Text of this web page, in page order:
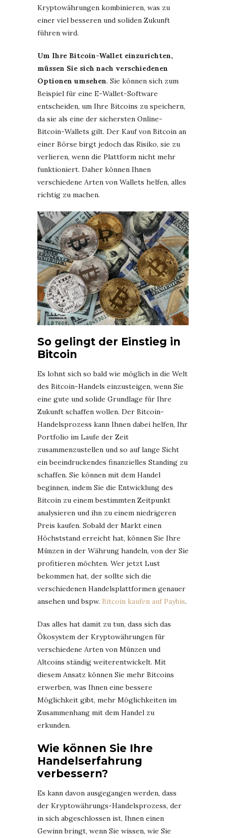
Kryptowährungen kombinieren, was zu
einer viel besseren und soliden Zukunft
führen wird.
Um Ihre Bitcoin-Wallet einzurichten,
müssen Sie sich nach verschiedenen
Optionen umsehen. Sie können sich zum
Beispiel für eine E-Wallet-Software
entscheiden, um Ihre Bitcoins zu speichern,
da sie als eine der sichersten Online-
Bitcoin-Wallets gilt. Der Kauf von Bitcoin an
einer Börse birgt jedoch das Risiko, sie zu
verlieren, wenn die Plattform nicht mehr
funktioniert. Daher können Ihnen
verschiedene Arten von Wallets helfen, alles
richtig zu machen.
So gelingt der Einstieg in
Bitcoin
Es lohnt sich so bald wie möglich in die Welt
des Bitcoin-Handels einzusteigen, wenn Sie
eine gute und solide Grundlage für Ihre
Zukunft schaffen wollen. Der Bitcoin-
Handelsprozess kann Ihnen dabei helfen, Ihr
Portfolio im Laufe der Zeit
zusammenzustellen und so auf lange Sicht
ein beeindruckendes finanzielles Standing zu
schaffen. Sie können mit dem Handel
beginnen, indem Sie die Entwicklung des
Bitcoin zu einem bestimmten Zeitpunkt
analysieren und ihn zu einem niedrigeren
Preis kaufen. Sobald der Markt einen
Höchststand erreicht hat, können Sie Ihre
Münzen in der Währung handeln, von der Sie
profitieren möchten. Wer jetzt Lust
bekommen hat, der sollte sich die
verschiedenen Handelsplattformen genauer
ansehen und bspw. Bitcoin kaufen auf Paybis.
Das alles hat damit zu tun, dass sich das
Ökosystem der Kryptowährungen für
verschiedene Arten von Münzen und
Altcoins ständig weiterentwickelt. Mit
diesem Ansatz können Sie mehr Bitcoins
erwerben, was Ihnen eine bessere
Möglichkeit gibt, mehr Möglichkeiten im
Zusammenhang mit dem Handel zu
erkunden.
Wie können Sie Ihre
Handelserfahrung
verbessern?
Es kann davon ausgegangen werden, dass
der Kryptowährungs-Handelsprozess, der
in sich abgeschlossen ist, Ihnen einen
Gewinn bringt, wenn Sie wissen, wie Sie